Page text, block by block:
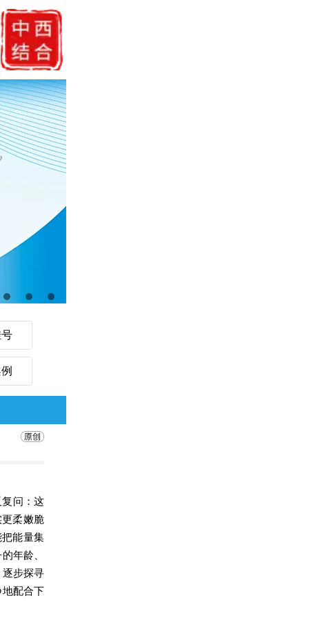
问：这
柔嫩脆
能量集
年龄、
步探寻
配合下